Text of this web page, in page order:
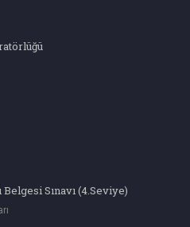
Sınavı (4.Seviye)